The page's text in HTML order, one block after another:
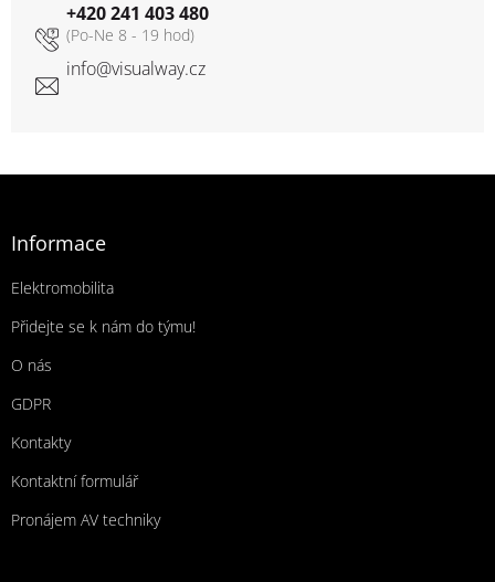
info@visualway.cz
+420 241 403 480
Informace
Elektromobilita
Přidejte se k nám do týmu!
O nás
GDPR
Kontakty
Kontaktní formulář
Pronájem AV techniky